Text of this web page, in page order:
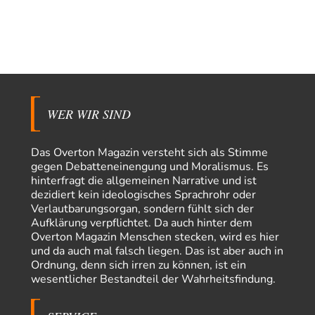
Danke für den Link. Ich vertraue ja der Wissenschaft, wissen Sie? Und da
Theo Noestontovor 18 Stunden zu:
Die Westbank in New York
Gesellschaft umzubauen, den Drogenanbau zu…
AeaPvor 19 Stunden zu:
Absurde Debatte um Ceuta-„Invasion“ durch Marokko
vertieft EU-Spaltung
Jetzt versuchen "interessierte Kreise" Georg Restle fertigzumachen, der
in der Ceuta-Angelegenheit von einem "US-israelisch-marokkanischen
Bündnis"…
Theo Noestontovor 20 Stunden zu:
Russische Blockade des Schwarzen Meeres
„mainstraem näherbringen“…" Natürlich nicht! Da haben…
WER WIR SIND
Das Overton Magazin versteht sich als Stimme
gegen Debatteneinengung und Moralismus. Es
hinterfragt die allgemeinen Narrative und ist
dezidiert kein ideologisches Sprachrohr oder
Verlautbarungsorgan, sondern fühlt sich der
Aufklärung verpflichtet. Da auch hinter dem
Overton Magazin Menschen stecken, wird es hier
und da auch mal falsch liegen. Das ist aber auch in
Ordnung, denn sich irren zu können, ist ein
wesentlicher Bestandteil der Wahrheitsfindung.